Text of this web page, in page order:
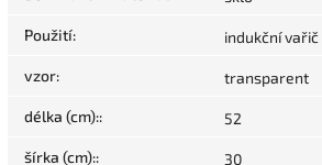
Použití: indukční vařič
vzor: transparent
délka (cm):: 52
šírka (cm):: 30